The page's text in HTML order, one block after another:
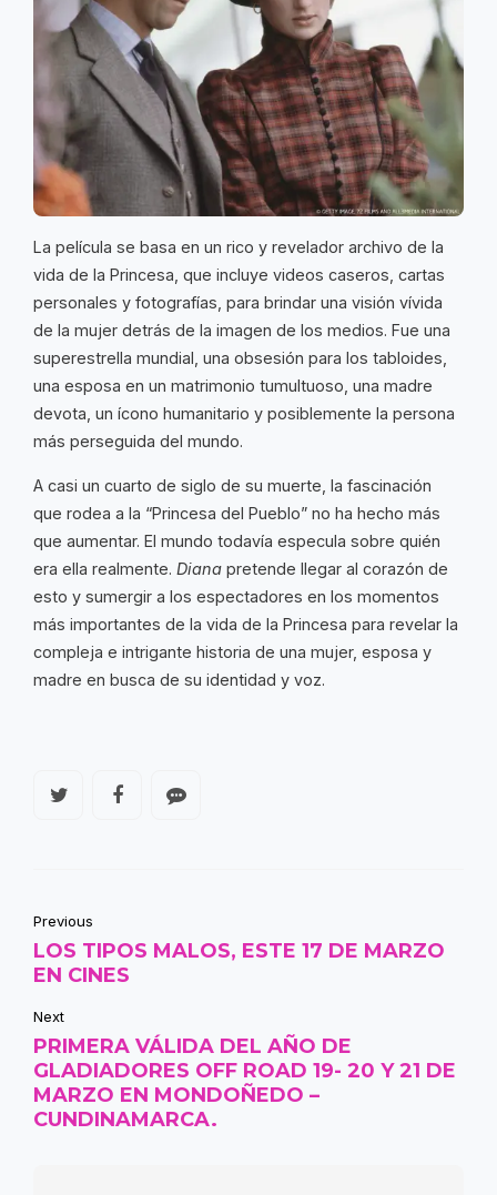
La película se basa en un rico y revelador archivo de la
vida de la Princesa, que incluye videos caseros, cartas
personales y fotografías, para brindar una visión vívida
de la mujer detrás de la imagen de los medios. Fue una
superestrella mundial, una obsesión para los tabloides,
una esposa en un matrimonio tumultuoso, una madre
devota, un ícono humanitario y posiblemente la persona
más perseguida del mundo.
A casi un cuarto de siglo de su muerte, la fascinación
que rodea a la “Princesa del Pueblo” no ha hecho más
que aumentar. El mundo todavía especula sobre quién
era ella realmente. Diana pretende llegar al corazón de
esto y sumergir a los espectadores en los momentos
más importantes de la vida de la Princesa para revelar la
compleja e intrigante historia de una mujer, esposa y
madre en busca de su identidad y voz.
Previous
LOS TIPOS MALOS, ESTE 17 DE MARZO
EN CINES
Next
PRIMERA VÁLIDA DEL AÑO DE
GLADIADORES OFF ROAD 19- 20 Y 21 DE
MARZO EN MONDOÑEDO –
CUNDINAMARCA.